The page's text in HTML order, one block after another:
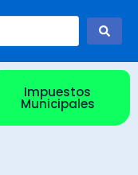
Impuestos
Municipales